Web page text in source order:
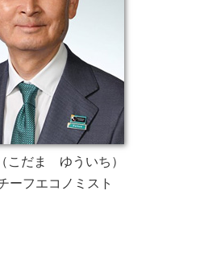
だま ゆういち）
ーフエコノミスト